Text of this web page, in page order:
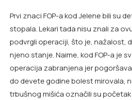
Prvi znaci FOP-a kod Jelene bili su
stopala. Lekari tada nisu znali za
podvrgli operaciji, što je, nažalost,
njeno stanje. Naime, kod FOP-a je
operacija zabranjena jer
do devete godine bolest mirovala,
trbušnog mišića označili su